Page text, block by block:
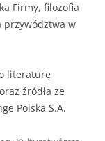
Firmy, filozofia
przywództwa w
literaturę
źródła ze
Polska S.A.